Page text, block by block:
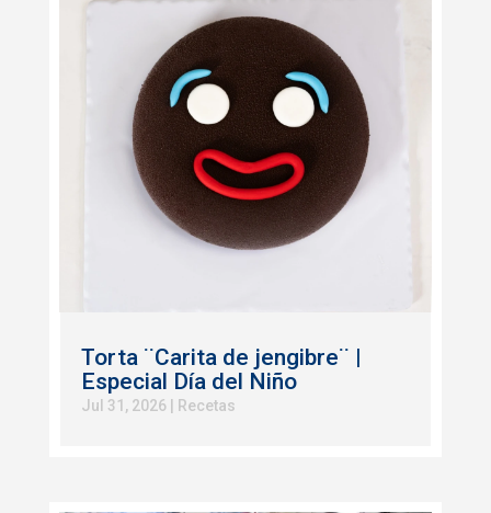
Torta ¨Carita de jengibre¨ |
Especial Día del Niño
Jul 31, 2026| Recetas